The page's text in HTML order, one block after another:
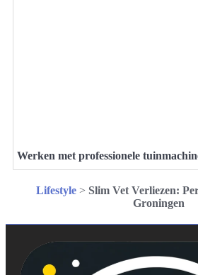
Werken met professionele
Lifestyle > Slim Vet Verliezen:
Groningen